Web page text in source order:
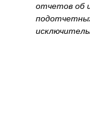
отчетов об